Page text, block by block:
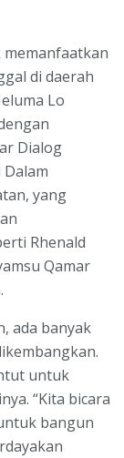
di daerah
Lo
Dialog
yang
Rhenald
Qamar
ada banyak
untuk
“Kita bicara
bangun